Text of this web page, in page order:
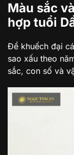
Màu sắc
hợp tuổi
Để khuếch đại
sao xấu theo
sắc, con số và